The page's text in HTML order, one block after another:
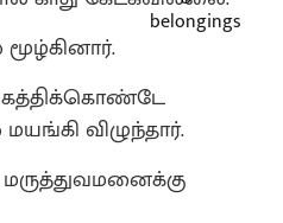
கத்திக்கொண்டே
விழுந்தார்.
மருத்துவமனைக்கு